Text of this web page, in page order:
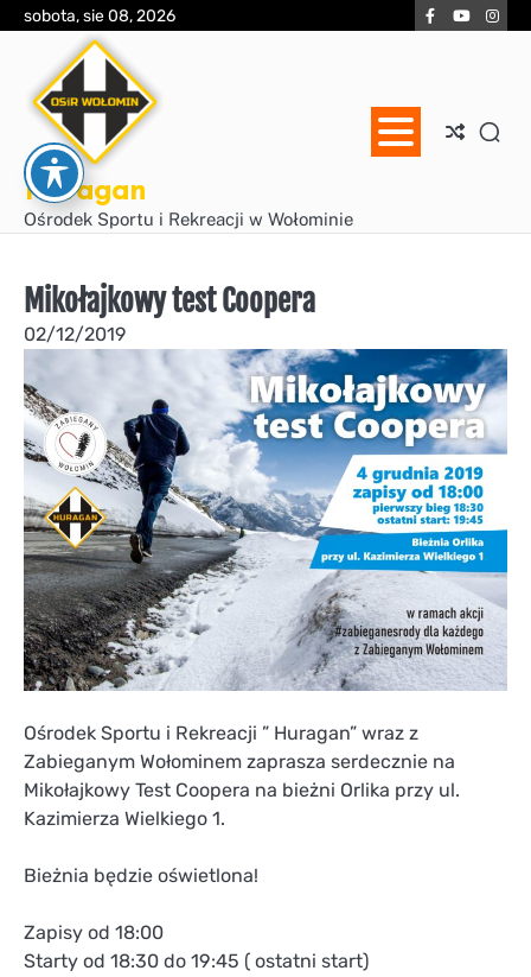
Skip
content
sobota, sie 08, 2026 Facebook
YouTube
Huragan
Ośrodek Sportu i Rekreacji w Wołominie
Mikołajkowy test Coopera
02/12/2019
Ośrodek Sportu i Rekreacji ” Huragan” wraz z
Zabieganym Wołominem zaprasza serdecznie na
Mikołajkowy Test Coopera na bieżni Orlika przy ul.
Kazimierza Wielkiego 1.
Bieżnia będzie oświetlona!
Zapisy od 18:00
Starty od 18:30 do 19:45 ( ostatni start)